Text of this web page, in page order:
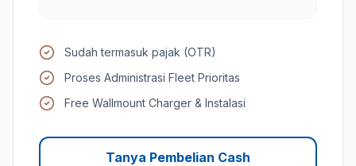
Sudah termasuk pajak (OTR)
Proses Administrasi Fleet Prioritas
Free Wallmount Charger & Instalasi
Tanya Pembelian Cash